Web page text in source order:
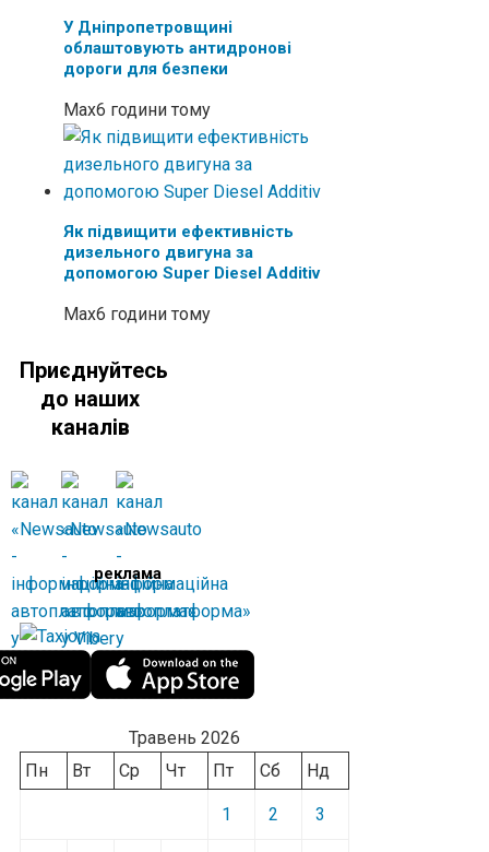
У Дніпропетровщині
облаштовують антидронові
дороги для безпеки
Max6 години тому
Як підвищити ефективність
дизельного двигуна за
допомогою Super Diesel Additiv
Max6 години тому
Приєднуйтесь
до наших
каналів
реклама
Травень 2026
Пн
Вт Ср Чт Пт Сб Нд
1 2 3